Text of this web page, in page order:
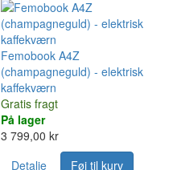
Femobook A4Z
(champagneguld) - elektrisk
kaffekværn
Gratis fragt
På lager
3 799,00 kr
Detalje
Føj til kurv